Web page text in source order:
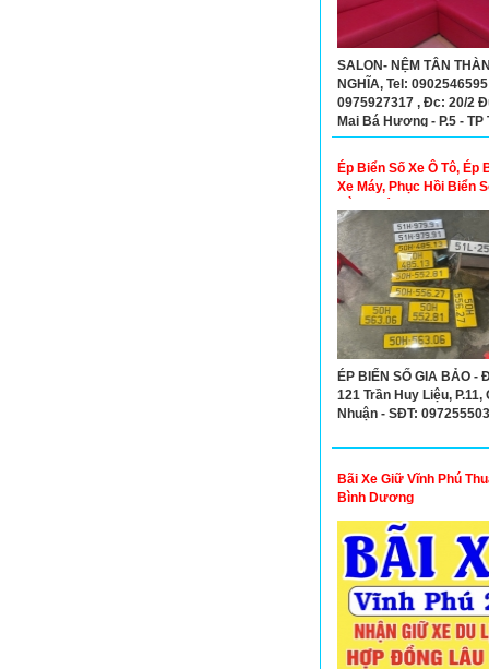
SALON- NỆM TÂN
NGHĨA, Tel:
0975927317 , Đc: 20/2
Mai Bá Hương - P.5 - TP
-Tỉnh Long An
Ép Biển Số Xe Ô Tô, Ép
Xe Máy, Phục Hồi Biển
ÉP BIỂN SỐ GIA BẢO -
121 Trần Huy Liệu, P.11,
Nhuận - SĐT:
Bãi Xe Giữ Vĩnh Phú
Bình Dương